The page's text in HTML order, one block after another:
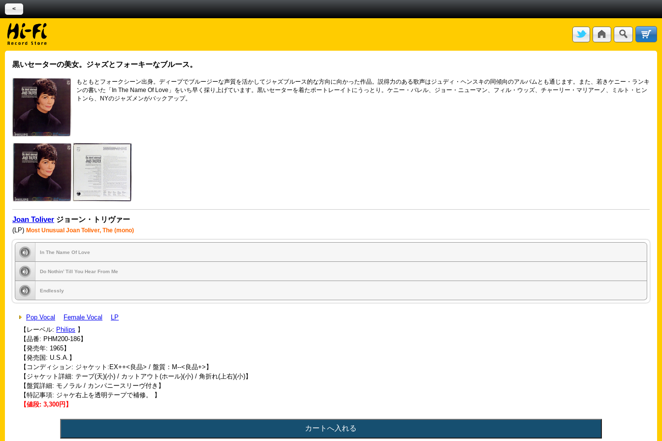
<
黒いセーターの美女。ジャズとフォーキーなブルース。
もともとフォークシーン出身。ディープでブルージーな声質を活かしてジャズブルース的な方向に向かった作品。説得力のある歌声はジュディ・ヘンスキの同傾向のアルバムとも通じます。また、若きケニー・ランキ
ンの書いた「In The Name Of Love」をいち早く採り上げています。黒いセーターを着たポートレーイトにうっとり。ケニー・バレル、ジョー・ニューマン、フィル・ウッズ、チャーリー・マリアーノ、ミルト・ヒン
トンら、NYのジャズメンがバックアップ。
Joan Toliver ジョーン・トリヴァー
(LP) Most Unusual Joan Toliver, The (mono)
In The Name Of Love
Do Nothin’ Till You Hear From Me
Endlessly
Pop Vocal Female Vocal
LP
【レーベル: Philips 】
【品番: PHM200-186】
【発売年: 1965】
【発売国: U.S.A.】
【コンディション: ジャケット:EX++<良品> / 盤質：M--<良品+>】
【ジャケット詳細: テープ(天)(小) / カットアウト(ホール)(小) / 角折れ(上右)(小)】
【盤質詳細: モノラル / カンパニースリーヴ付き】
【特記事項: ジャケ右上を透明テープで補修。 】
【値段: 3,300円】